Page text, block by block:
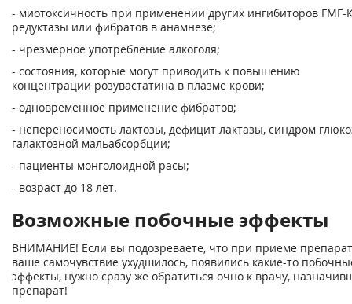
- миотоксичность при применении других ингибиторов ГМГ-
редуктазы или фибратов в анамнезе;
- чрезмерное употребление алкоголя;
- состояния, которые могут приводить к повышению
концентрации розувастатина в плазме крови;
- одновременное применение фибратов;
- непереносимость лактозы, дефицит лактазы, синдром
галактозной мальабсорбции;
- пациенты монголоидной расы;
- возраст до 18 лет.
Возможные побочные эффекты
ВНИМАНИЕ! Если вы подозреваете, что при приеме
ваше самочувствие ухудшилось, появились какие-то
эффекты, нужно сразу же обратиться очно к врачу,
препарат!